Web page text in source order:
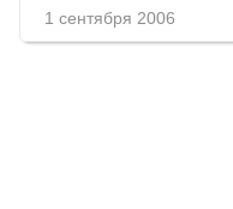
1 сентября 2006